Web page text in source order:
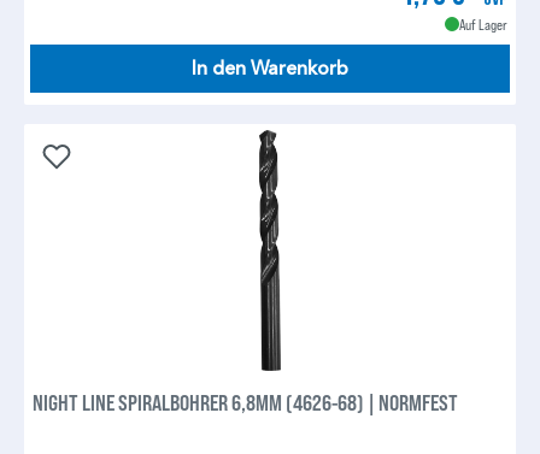
Auf Lager
In den Warenkorb
NIGHT LINE SPIRALBOHRER 6,8MM (4626-68) | NORMFEST